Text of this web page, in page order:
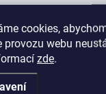
cookies,
provozu webu
zde.